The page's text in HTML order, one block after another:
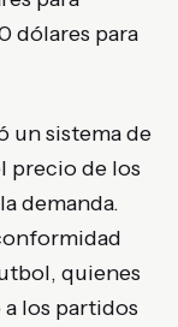
dólares para
un sistema de
precio de los
demanda.
quienes
los partidos